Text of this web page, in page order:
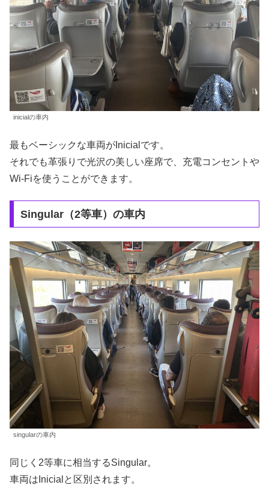
inicialの車内
最もベーシックな車両がInicialです。
それでも革張りで光沢の美しい座席で、充電コンセントや
Wi-Fiを使うことができます。
Singular（2等車）の車内
singularの車内
同じく2等車に相当するSingular。
車両はInicialと区別されます。